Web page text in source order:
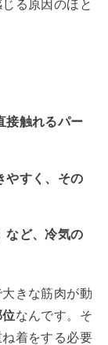
る原因のほと
接触れるパー
やすく、その
など、冷気の
きな筋肉が動
なんです。そ
着をする必要